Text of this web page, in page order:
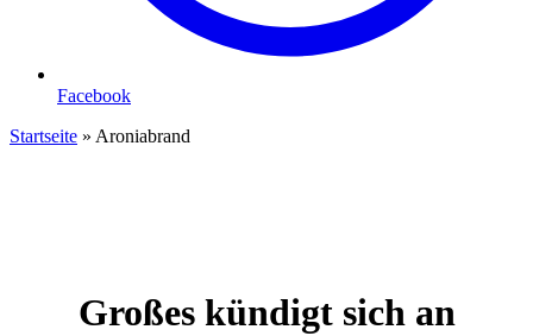
Facebook
Startseite » Aroniabrand
Großes kündigt sich an